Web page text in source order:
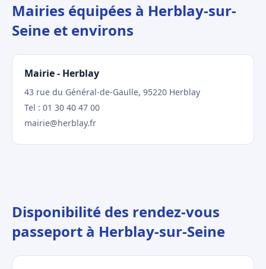
Mairies équipées à Herblay-sur-
Seine et environs
Mairie - Herblay
43 rue du Général-de-Gaulle, 95220 Herblay
Tel : 01 30 40 47 00
mairie@herblay.fr
Disponibilité des rendez-vous
passeport à Herblay-sur-Seine